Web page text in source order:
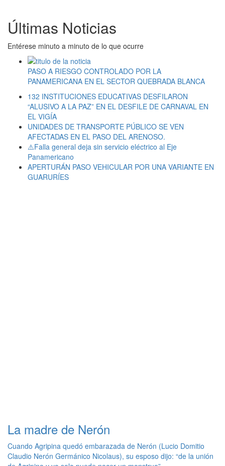
Últimas Noticias
Entérese minuto a minuto de lo que ocurre
PASO A RIESGO CONTROLADO POR LA
PANAMERICANA EN EL SECTOR QUEBRADA BLANCA
132 INSTITUCIONES EDUCATIVAS DESFILARON
“ALUSIVO A LA PAZ” EN EL DESFILE DE CARNAVAL EN
EL VIGÍA
UNIDADES DE TRANSPORTE PÚBLICO SE VEN
AFECTADAS EN EL PASO DEL ARENOSO.
⚠️Falla general deja sin servicio eléctrico al Eje
Panamericano
APERTURÁN PASO VEHICULAR POR UNA VARIANTE EN
GUARURÍES
La madre de Nerón
Cuando Agripina quedó embarazada de Nerón (Lucio Domitio
Claudio Nerón Germánico Nicolaus), su esposo dijo: “de la unión